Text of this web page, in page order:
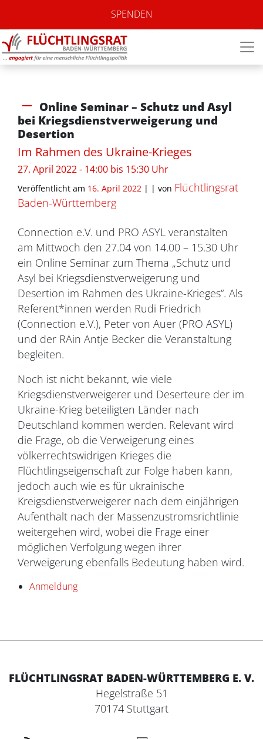
SPENDEN
Online Seminar – Schutz und Asyl
bei Kriegsdienstverweigerung und
Desertion
Im Rahmen des Ukraine-Krieges
27. April 2022 - 14:00 bis 15:30 Uhr
Veröffentlicht am 16. April 2022 | | von Flüchtlingsrat
Baden-Württemberg
Connection e.V. und PRO ASYL veranstalten
am Mittwoch den 27.04 von 14.00 – 15.30 Uhr
ein Online Seminar zum Thema „Schutz und
Asyl bei Kriegsdienstverweigerung und
Desertion im Rahmen des Ukraine-Krieges“. Als
Referent*innen werden Rudi Friedrich
(Connection e.V.), Peter von Auer (PRO ASYL)
und der RAin Antje Becker die Veranstaltung
begleiten.
Noch ist nicht bekannt, wie viele
Kriegsdienstverweigerer und Deserteure der im
Ukraine-Krieg beteiligten Länder nach
Deutschland kommen werden. Relevant wird
die Frage, ob die Verweigerung eines
völkerrechtswidrigen Krieges die
Flüchtlingseigenschaft zur Folge haben kann,
jedoch auch wie es für ukrainische
Kreigsdienstverweigerer nach dem einjährigen
Aufenthalt nach der Massenzustromsrichtlinie
weitergehen wird, wobei die Frage einer
möglichen Verfolgung wegen ihrer
Verweigerung ebenfalls Bedeutung haben wird.
Anmeldung
FLÜCHTLINGSRAT BADEN-WÜRTTEMBERG E. V.
Hegelstraße 51
70174 Stuttgart